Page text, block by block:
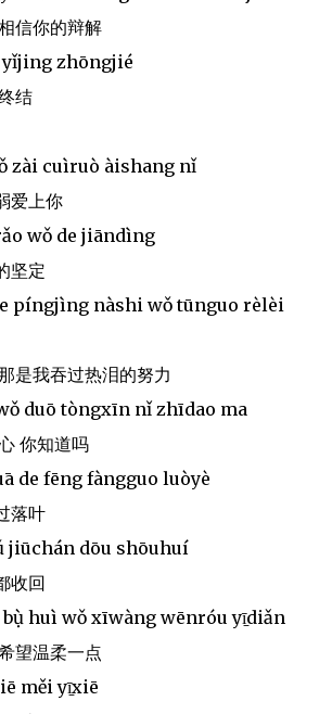
信你的辩解
zhōngjié
结
zài cuìruò àishang nǐ
爱上你
wǒ de jiāndìng
坚定
píngjìng nàshi wǒ tūnguo rèlèi
是我吞过热泪的努力
duō tòngxīn nǐ zhīdao ma
你知道吗
de fēng fàngguo luòyè
落叶
jiūchán dōu shōuhuí
收回
huì wǒ xīwàng wēnróu yī̠diǎn
望温柔一点
měi yī̠xiē